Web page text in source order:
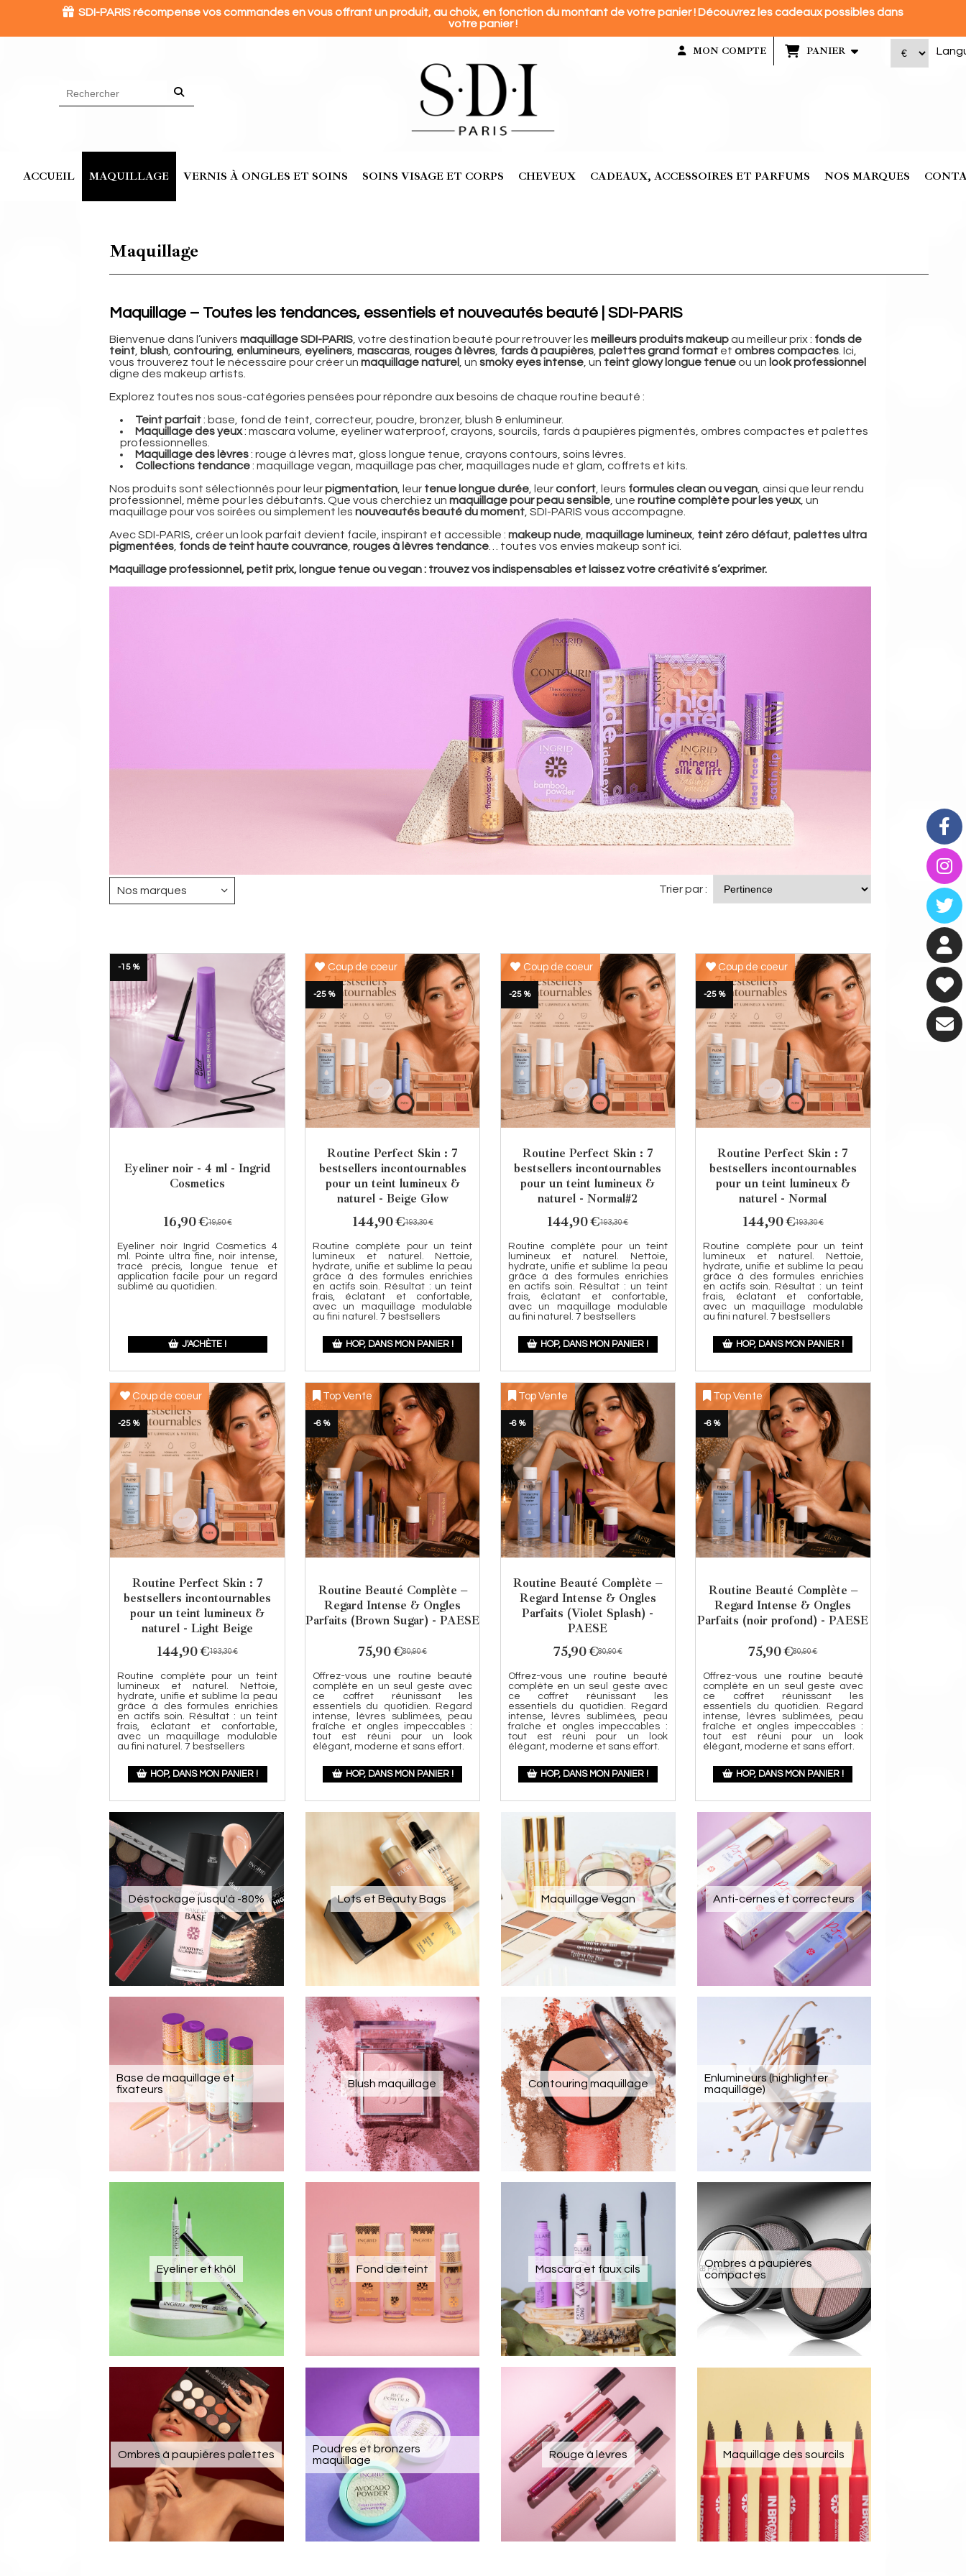
 SDI-PARIS récompense vos commandes en vous offrant un produit, au choix, en fonction du montant de votre panier ! Découvrez les cadeaux possibles dans
votre panier !
MON COMPTE PANIER
ACCUEIL MAQUILLAGE VERNIS À ONGLES ET SOINS SOINS VISAGE ET CORPS CHEVEUX CADEAUX, ACCESSOIRES ET PARFUMS NOS MARQUES
Maquillage
Maquillage – Toutes les tendances, essentiels et nouveautés beauté | SDI-PARIS
Bienvenue dans l’univers maquillage SDI-PARIS , votre destination beauté pour retrouver les meilleurs produits makeupau meilleur prix : fonds de
teint blush contouring enlumineurs eyeliners mascaras rouges à lèvres fards à paupières palettes grand format et ombres compactes . Ici,
vous trouverez tout le nécessaire pour créer un maquillage naturel , un smoky eyes intense , un teint glowy longue tenueou un look professionnel
digne des makeup artists.
Explorez toutes nos sous-catégories pensées pour répondre aux besoins de chaque routine beauté :
Teint parfait: base, fond de teint, correcteur, poudre, bronzer, blush & enlumineur.
Maquillage des yeux: mascara volume, eyeliner waterproof, crayons, sourcils, fards à paupières pigmentés, ombres compactes et palettes
professionnelles.
Maquillage des lèvres: rouge à lèvres mat, gloss longue tenue, crayons contours, soins lèvres.
Collections tendance: maquillage vegan, maquillage pas cher, maquillages nude et glam, coffrets et kits.
Nos produits sont sélectionnés pour leurpigmentation , leur tenue longue durée , leurconfort , leurs formules clean ou vegan , ainsi que leur rendu
professionnel, même pour les débutants. Que vous cherchiez un maquillage pour peau sensible , une routine complète pour les yeux, un
maquillage pour vos soirées ou simplement les nouveautés beauté du moment , SDI-PARIS vous accompagne.
Avec SDI-PARIS, créer un look parfait devient facile, inspirant et accessible : makeup nude maquillage lumineux, teint zéro défaut palettes ultra
pigmentées fonds de teint haute couvrance rouges à lèvres tendance … toutes vos envies makeup sont ici.
Maquillage professionnel, petit prix, longue tenue ou vegan : trouvez vos indispensables et laissez votre créativité s’exprimer.
Trier par :
Nos marques
-15 %
Eyeliner noir - 4 ml - Ingrid
Cosmetics
16,90€19,90€
Eyeliner noir Ingrid Cosmetics 4
ml. Pointe ultra fine, noir intense,
tracé précis, longue tenue et
application facile pour un regard
sublimé au quotidien.
J'ACHÈTE !
Coup de coeur
-25 %
Routine Perfect Skin : 7
bestsellers incontournables
pour un teint lumineux &
naturel - Beige Glow
144,90€193,30€
Routine complète pour un teint
lumineux et naturel. Nettoie,
hydrate, unifie et sublime la peau
grâce à des formules enrichies
en actifs soin. Résultat : un teint
frais, éclatant et confortable,
avec un maquillage modulable
au fini naturel. 7 bestsellers
HOP, DANS MON PANIER !
Coup de coeur
-25 %
Routine Perfect Skin : 7
bestsellers incontournables
pour un teint lumineux &
naturel - Normal#2
144,90€193,30€
Routine complète pour un teint
lumineux et naturel. Nettoie,
hydrate, unifie et sublime la peau
grâce à des formules enrichies
en actifs soin. Résultat : un teint
frais, éclatant et confortable,
avec un maquillage modulable
au fini naturel. 7 bestsellers
HOP, DANS MON PANIER !
Coup de coeur
-25 %
Routine Perfect Skin : 7
bestsellers incontournables
pour un teint lumineux &
naturel - Normal
144,90€193,30€
Routine complète pour un teint
lumineux et naturel. Nettoie,
hydrate, unifie et sublime la peau
grâce à des formules enrichies
en actifs soin. Résultat : un teint
frais, éclatant et confortable,
avec un maquillage modulable
au fini naturel. 7 bestsellers
HOP, DANS MON PANIER !
Coup de coeur
-25 %
Routine Perfect Skin : 7
bestsellers incontournables
pour un teint lumineux &
naturel - Light Beige
144,90€193,30€
Routine complète pour un teint
lumineux et naturel. Nettoie,
hydrate, unifie et sublime la peau
grâce à des formules enrichies
en actifs soin. Résultat : un teint
frais, éclatant et confortable,
avec un maquillage modulable
au fini naturel. 7 bestsellers
HOP, DANS MON PANIER !
Top Vente
-6 %
Routine Beauté Complète –
Regard Intense & Ongles
Parfaits (Brown Sugar) - PAESE
75,90€80,90€
Offrez-vous une routine beauté
complète en un seul geste avec
ce coffret réunissant les
essentiels du quotidien. Regard
intense, lèvres sublimées, peau
fraîche et ongles impeccables :
tout est réuni pour un look
élégant, moderne et sans effort.
HOP, DANS MON PANIER !
Top Vente
-6 %
Routine Beauté Complète –
Regard Intense & Ongles
Parfaits (Violet Splash) -
PAESE
75,90€80,90€
Offrez-vous une routine beauté
complète en un seul geste avec
ce coffret réunissant les
essentiels du quotidien. Regard
intense, lèvres sublimées, peau
fraîche et ongles impeccables :
tout est réuni pour un look
élégant, moderne et sans effort.
HOP, DANS MON PANIER !
Top Vente
-6 %
Routine Beauté Complète –
Regard Intense & Ongles
Parfaits (noir profond) - PAESE
75,90€80,90€
Offrez-vous une routine beauté
complète en un seul geste avec
ce coffret réunissant les
essentiels du quotidien. Regard
intense, lèvres sublimées, peau
fraîche et ongles impeccables :
tout est réuni pour un look
élégant, moderne et sans effort.
HOP, DANS MON PANIER !
Déstockage jusqu'à -80% Lots et Beauty Bags Maquillage Vegan Anti-cernes et correcteurs
Base de maquillage et
fixateurs
Blush maquillage Contouring maquillage
Enlumineurs (highlighter
maquillage)
Eyeliner et khôl Fond de teint Mascara et faux cils
Ombres à paupières
compactes
Ombres à paupières palettes
Poudres et bronzers
maquillage
Rouge à lèvres Maquillage des sourcils
Panneau de gestion des cookies